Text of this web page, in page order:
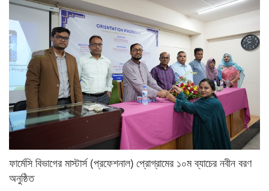
ফার্মেসি বিভাগের মাস্টার্স (প্রফেশনাল) প্রোগ্রামের ১০ম ব্যাচের নবীন বরণ
অনুষ্ঠিত